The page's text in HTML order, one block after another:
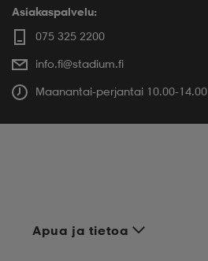
Asiakaspalvelu:
075 325 2200
info.fi@stadium.fi
Maanantai-perjantai 10.00-14.00
Apua ja tietoa